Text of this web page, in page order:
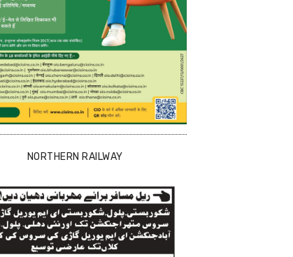
NORTHERN RAILWAY